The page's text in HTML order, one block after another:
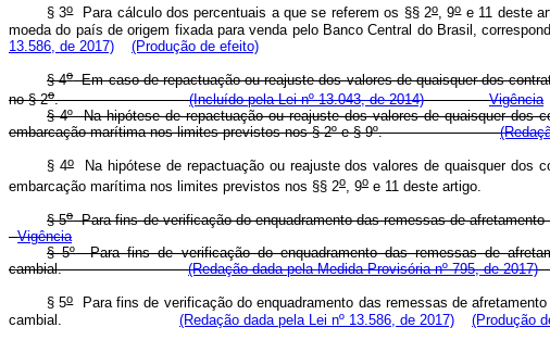
§ 3oPara cálculo dos percentuais a que se referem os §§ 2o, 9oe 11 deste
moeda do país de origem fixada para venda pelo Banco Central do Brasil,
13.586, de 2017)
(Produção de efeito)
§ 4oEm caso de repactuação ou reajuste dos valores de quaisquer dos
no § 2o.(Incluído pela Lei nº 13.043, de 2014)
Vigência
§ 4ºNa hipótese de repactuação ou reajuste dos valores de quaisquer dos
embarcação marítima nos limites previstos nos § 2ºe § 9º.
§ 4oNa hipótese de repactuação ou reajuste dos valores de quaisquer dos
embarcação marítima nos limites previstos nos §§ 2o, 9o e 11 deste
§ 5oPara fins de verificação do enquadramento das remessas de
Vigência
§ 5ºPara fins de verificação do enquadramento das remessas de
cambial.(Redação dada pela Medida Provisória nº 795, de 2017)
§ 5oPara fins de verificação do enquadramento das remessas de
cambial. (Redação dada pela Lei nº 13.586, de 2017) (Produção